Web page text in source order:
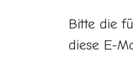
Bitte die
diese E-